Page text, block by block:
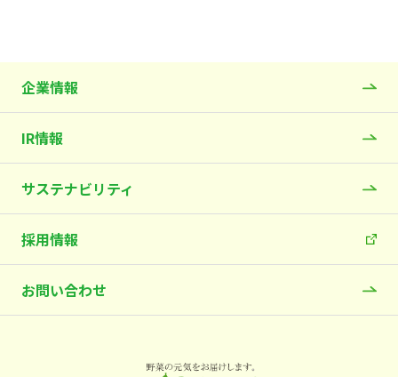
企業情報
IR情報
サステナビリティ
採用情報
お問い合わせ